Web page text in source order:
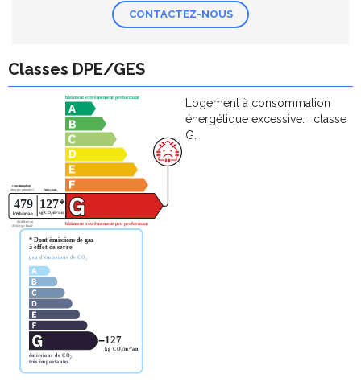
CONTACTEZ-NOUS
Classes DPE/GES
Logement à consommation
énergétique excessive. : classe
G.